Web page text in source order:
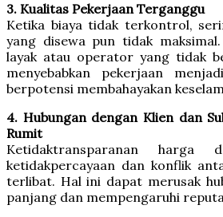
3. Kualitas Pekerjaan Terganggu
Ketika biaya tidak terkontrol,
yang disewa pun tidak
layak atau operator yang tidak
menyebabkan pekerjaan
berpotensi membahayakan
4. Hubungan dengan Klien dan
Rumit
Ketidaktransparanan harga
ketidakpercayaan dan konflik
terlibat. Hal ini dapat merusak
panjang dan mempengaruhi